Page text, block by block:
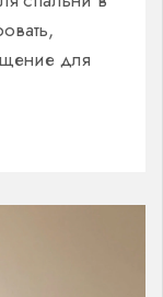
для